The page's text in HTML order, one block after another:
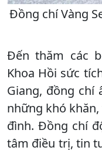
Đồng chí Vàng
Đến thăm các
Khoa Hồi sức
Giang, đồng chí
những khó
đình. Đồng chí
tâm điều trị, tin